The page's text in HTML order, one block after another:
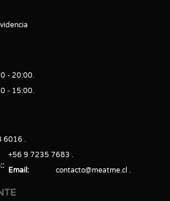
- 20:00
- 15:00
6016
+56 9 7235 7683
Email
contacto@meatme.cl